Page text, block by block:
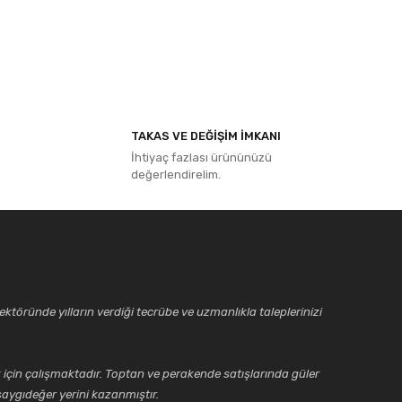
TAKAS VE DEĞİŞİM İMKANI
İhtiyaç fazlası ürününüzü
değerlendirelim.
yılların verdiği tecrübe ve uzmanlıkla taleplerinizi
çalışmaktadır. Toptan ve perakende satışlarında güler
yerini kazanmıştır.